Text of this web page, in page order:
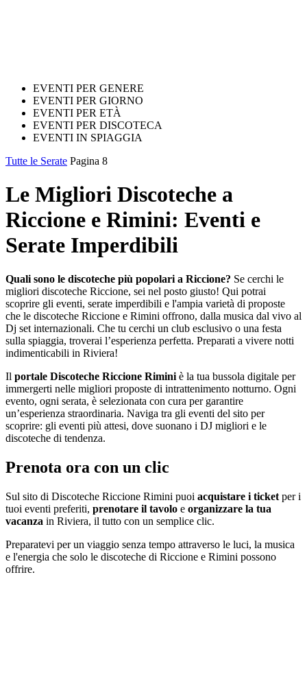
EVENTI PER GENERE
EVENTI PER GIORNO
EVENTI PER ETÀ
EVENTI PER DISCOTECA
EVENTI IN SPIAGGIA
Tutte le Serate Pagina 8
Le Migliori Discoteche a
Riccione e Rimini: Eventi e
Serate Imperdibili
Quali sono le discoteche più popolari a Riccione? Se cerchi le
migliori discoteche Riccione, sei nel posto giusto! Qui potrai
scoprire gli eventi, serate imperdibili e l'ampia varietà di proposte
che le discoteche Riccione e Rimini offrono, dalla musica dal vivo al
Dj set internazionali. Che tu cerchi un club esclusivo o una festa
sulla spiaggia, troverai l’esperienza perfetta. Preparati a vivere notti
indimenticabili in Riviera!
Il portale Discoteche Riccione Rimini è la tua bussola digitale per
immergerti nelle migliori proposte di intrattenimento notturno. Ogni
evento, ogni serata, è selezionata con cura per garantire
un’esperienza straordinaria. Naviga tra gli eventi del sito per
scoprire: gli eventi più attesi, dove suonano i DJ migliori e le
discoteche di tendenza.
Prenota ora con un clic
Sul sito di Discoteche Riccione Rimini puoi acquistare i ticket per i
tuoi eventi preferiti, prenotare il tavolo e organizzare la tua
vacanza in Riviera, il tutto con un semplice clic.
Preparatevi per un viaggio senza tempo attraverso le luci, la musica
e l'energia che solo le discoteche di Riccione e Rimini possono
offrire.